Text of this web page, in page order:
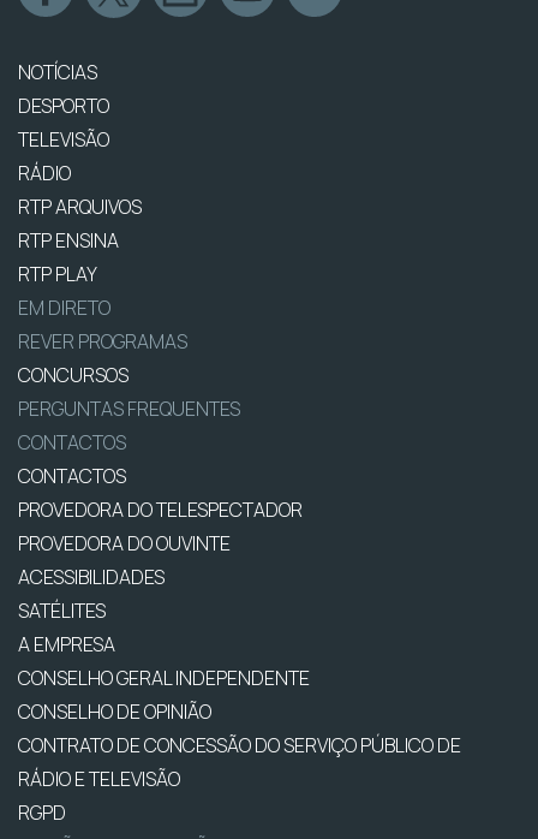
NOTÍCIAS
DESPORTO
TELEVISÃO
RÁDIO
RTP ARQUIVOS
RTP ENSINA
RTP PLAY
EM DIRETO
REVER PROGRAMAS
CONCURSOS
PERGUNTAS FREQUENTES
CONTACTOS
CONTACTOS
PROVEDORA DO TELESPECTADOR
PROVEDORA DO OUVINTE
ACESSIBILIDADES
SATÉLITES
A EMPRESA
CONSELHO GERAL INDEPENDENTE
CONSELHO DE OPINIÃO
CONTRATO DE CONCESSÃO DO SERVIÇO PÚBLICO DE
RÁDIO E TELEVISÃO
RGPD